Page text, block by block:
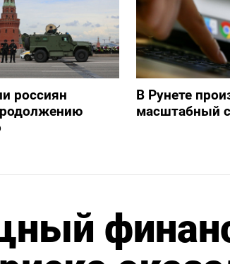
россиян
В Рунете
масштабный